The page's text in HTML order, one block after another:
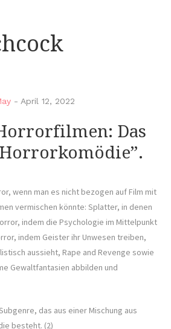
- April 12, 2022
Das
wenn man es nicht bezogen auf Film mit
vermischen könnte: Splatter, in denen
indem die Psychologie im Mittelpunkt
indem Geister ihr Unwesen treiben,
aussieht, Rape and Revenge sowie
Gewaltfantasien abbilden und
das aus einer Mischung aus
besteht. (2)